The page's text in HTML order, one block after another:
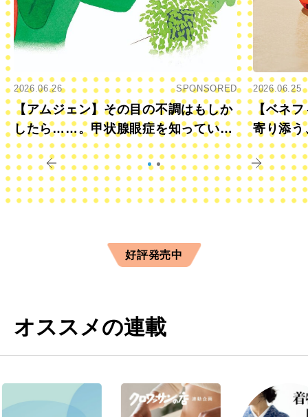
2026.06.26 SPONSORED
【アムジェン】その目の不調はもしか
したら……。甲状腺眼症を知っていま
すか？
2026.06.25
【ベネフ
寄り添う
きに
好評発売中
オススメの連載